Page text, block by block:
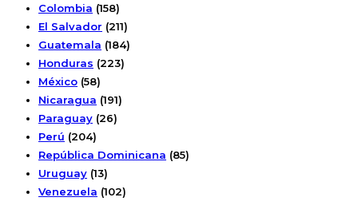
Colombia (158)
El Salvador (211)
Guatemala (184)
Honduras (223)
México (58)
Nicaragua (191)
Paraguay (26)
Perú (204)
República Dominicana (85)
Uruguay (13)
Venezuela (102)